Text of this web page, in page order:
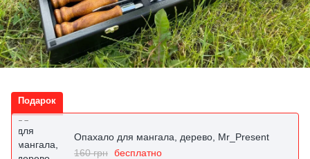
Подарок
Опахало для мангала, дерево, Mr_Present
160 грн бесплатно